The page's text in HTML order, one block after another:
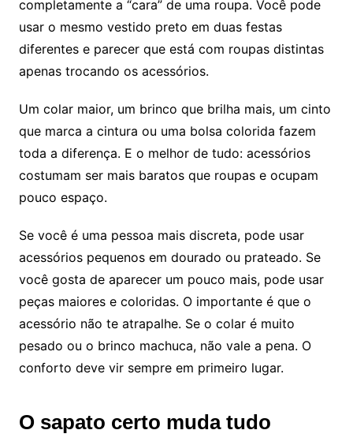
completamente a “cara” de uma roupa. Você pode
usar o mesmo vestido preto em duas festas
diferentes e parecer que está com roupas distintas
apenas trocando os acessórios.
Um colar maior, um brinco que brilha mais, um cinto
que marca a cintura ou uma bolsa colorida fazem
toda a diferença. E o melhor de tudo: acessórios
costumam ser mais baratos que roupas e ocupam
pouco espaço.
Se você é uma pessoa mais discreta, pode usar
acessórios pequenos em dourado ou prateado. Se
você gosta de aparecer um pouco mais, pode usar
peças maiores e coloridas. O importante é que o
acessório não te atrapalhe. Se o colar é muito
pesado ou o brinco machuca, não vale a pena. O
conforto deve vir sempre em primeiro lugar.
O sapato certo muda tudo